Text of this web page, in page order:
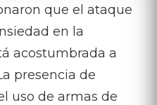
que el ataque
en la
acostumbrada a
presencia de
uso de armas de